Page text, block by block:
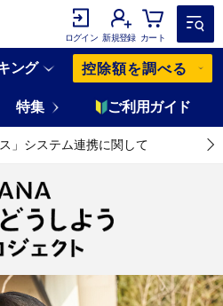
ログイン 新規登録 カート
ング 控除額を調べる
特集 ご利用ガイド
」システム連携に関して